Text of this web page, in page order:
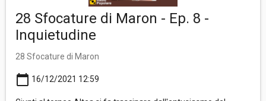
28 Sfocature di Maron - Ep. 8 -
Inquietudine
28 Sfocature di Maron
calendar_today 16/12/2021 12:59